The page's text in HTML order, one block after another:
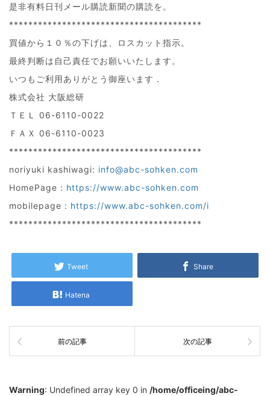
是非有料日刊メール購読新聞の購読を。
****************************************
買値から１０％の下げは、ロスカット指示。
最終判断は自己責任でお願いいたします。
いつもご利用ありがとう御座います．
株式会社 大阪総研
ＴＥＬ 06-6110-0022
ＦＡＸ 06-6110-0023
****************************************
noriyuki kashiwagi: info@abc-sohken.com
HomePage : https://www.abc-sohken.com
mobilepage : https://www.abc-sohken.com/i
****************************************
Tweet Share
Hatena
前の記事 次の記事
Warning: Undefined array key 0 in /home/officeing/abc-